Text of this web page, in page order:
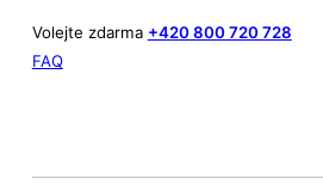
Volejte zdarma +420 800 720 728
FAQ